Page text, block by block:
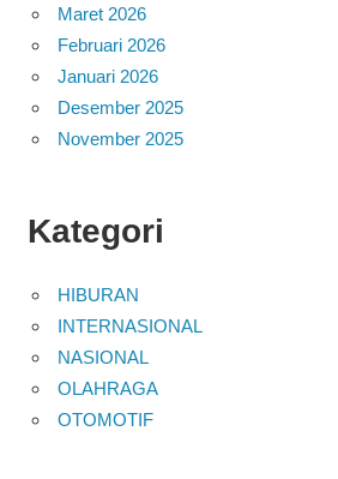
Maret 2026
Februari 2026
Januari 2026
Desember 2025
November 2025
Kategori
HIBURAN
INTERNASIONAL
NASIONAL
OLAHRAGA
OTOMOTIF